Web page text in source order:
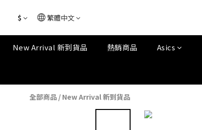
$ 繁體中文
New Arrival 新到貨品 熱銷商品 Asics
全部商品 / New Arrival 新到貨品